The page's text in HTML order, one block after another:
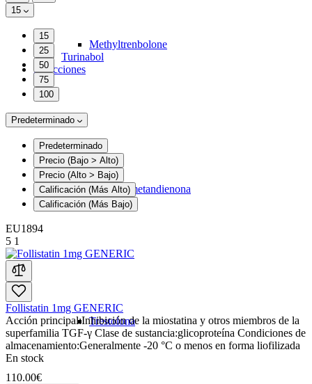
Methyltrenbolone
Turinabol
Inyecciones
Inyecciones de metandienona
Mezcla anabólica
Trestolona
15
15
25
50
75
100
Predeterminado
Predeterminado
Precio (Bajo > Alto)
Precio (Alto > Bajo)
Calificación (Más Alto)
Calificación (Más Bajo)
EU1894
5 1
Follistatin 1mg GENERIC
Acción principal:Inhibición de la miostatina y otros miembros de la
superfamilia TGF-γ Clase de sustancia:glicoproteína Condiciones de
almacenamiento:Generalmente -20 °C o menos en forma liofilizada
En stock
110.00€